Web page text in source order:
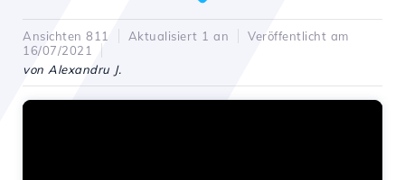
Ansichten 811 Aktualisiert 1 an
Veröffentlicht am
16/07/2021
von Alexandru J.